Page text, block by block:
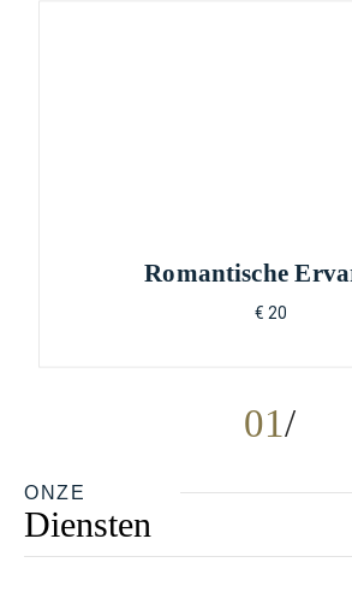
01
Romantische
€ 20
ONZE
Diensten